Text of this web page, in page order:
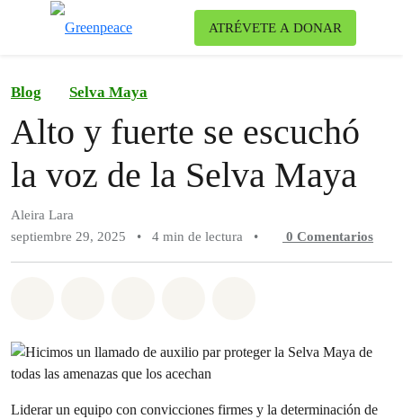
ATRÉVETE A DONAR
Blog Selva Maya
Alto y fuerte se escuchó
la voz de la Selva Maya
Aleira Lara
septiembre 29, 2025
• 4 min de lectura • 0 Comentarios
Liderar un equipo con convicciones firmes y la determinación de